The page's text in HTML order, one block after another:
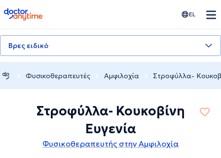
doctoranytime EL
Βρες ειδικό
Φυσικοθεραπευτές Αμφιλοχία Στροφύλλα-
Στροφύλλα- Κουκοβίνη
Ευγενία
Φυσικοθεραπευτής στην Αμφιλοχία